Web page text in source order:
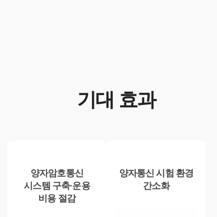
기대 효과
양자암호통신
시스템 구축·운용
비용 절감
양자통신 시험 환경
간소화